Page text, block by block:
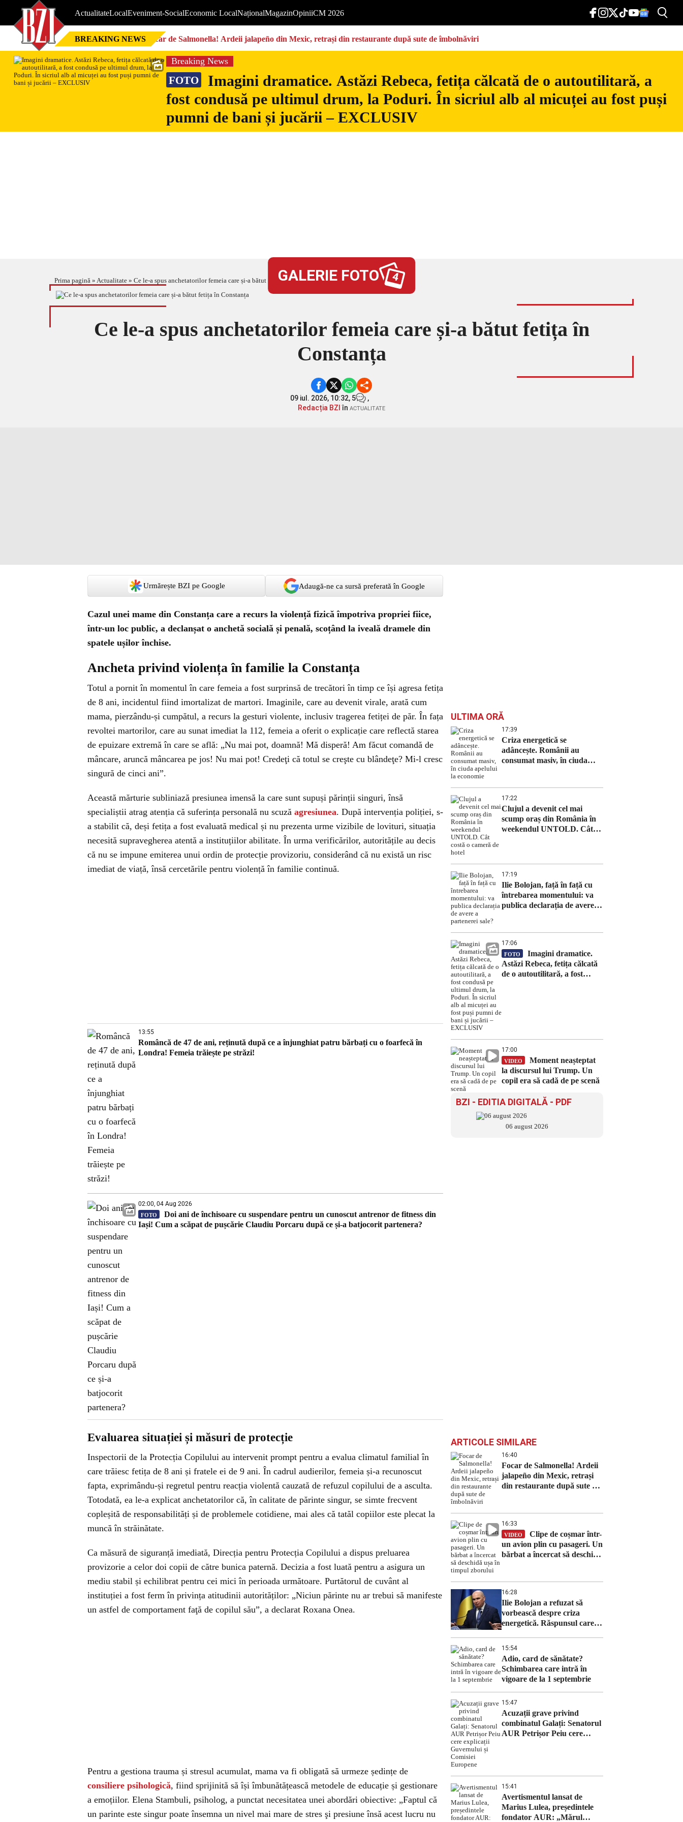
ActualitateLocalEveniment-SocialEconomic LocalNaționalMagazinOpiniiCM 2026
BREAKING NEWS Focar de Salmonella! Ardeii jalapeño din Mexic, retrași din restaurante după sute de îmbolnăviri
Breaking News
FOTO
Imagini dramatice. Astăzi Rebeca, fetița călcată de o autoutilitară, a
fost condusă pe ultimul drum, la Poduri. În sicriul alb al micuței au fost puși
pumni de bani și jucării – EXCLUSIV
Prima pagină » Actualitate » Ce le-a spus anchetatorilor femeia care și-a bătut fetița în ConstanțaGALERIE FOTO 4
Ce le-a spus anchetatorilor femeia care și-a bătut fetița în
Constanța
09 iul. 2026, 10:32, 5
,
Redacția BZI în ACTUALITATE
Urmărește BZI pe Google Adaugă-ne ca sursă preferată în Google
Cazul unei mame din Constanța care a recurs la violență fizică împotriva propriei fiice,
într-un loc public, a declanșat o anchetă socială și penală, scoțând la iveală dramele din
spatele ușilor închise.
Ancheta privind violența în familie la Constanța
Totul a pornit în momentul în care femeia a fost surprinsă de trecători în timp ce își agresa fetița
de 8 ani, incidentul fiind imortalizat de martori. Imaginile, care au devenit virale, arată cum
mama, pierzându-și cumpătul, a recurs la gesturi violente, inclusiv tragerea fetiței de păr. În fața
revoltei martorilor, care au sunat imediat la 112, femeia a oferit o explicație care reflectă starea
de epuizare extremă în care se află: „Nu mai pot, doamnă! Mă disperă! Am făcut comandă de
mâncare, aruncă mâncarea pe jos! Nu mai pot! Credeţi că totul se creşte cu blândeţe? Mi-l cresc
singură de cinci ani”.
Această mărturie subliniază presiunea imensă la care sunt supuși părinții singuri, însă
specialiștii atrag atenția că suferința personală nu scuză agresiunea. După intervenția poliției, s-
a stabilit că, deși fetița a fost evaluată medical și nu prezenta urme vizibile de lovituri, situația
necesită supravegherea atentă a instituțiilor abilitate. În urma verificărilor, autoritățile au decis
că nu se impune emiterea unui ordin de protecție provizoriu, considerând că nu există un risc
imediat de viață, însă cercetările pentru violență în familie continuă.
13:55
Româncă de 47 de ani, reținută după ce a înjunghiat patru bărbați cu o foarfecă în
Londra! Femeia trăiește pe străzi!
02:00, 04 Aug 2026
FOTO
Doi ani de închisoare cu suspendare pentru un cunoscut antrenor de fitness din
Iași! Cum a scăpat de pușcărie Claudiu Porcaru după ce și-a batjocorit partenera?
Evaluarea situației și măsuri de protecție
Inspectorii de la Protecția Copilului au intervenit prompt pentru a evalua climatul familial în
care trăiesc fetița de 8 ani și fratele ei de 9 ani. În cadrul audierilor, femeia și-a recunoscut
fapta, exprimându-și regretul pentru reacția violentă cauzată de refuzul copilului de a asculta.
Totodată, ea le-a explicat anchetatorilor că, în calitate de părinte singur, se simte frecvent
copleșită de responsabilități și de problemele cotidiene, mai ales că tatăl copiilor este plecat la
muncă în străinătate.
Ca măsură de siguranță imediată, Direcția pentru Protecția Copilului a dispus preluarea
provizorie a celor doi copii de către bunica paternă. Decizia a fost luată pentru a asigura un
mediu stabil și echilibrat pentru cei mici în perioada următoare. Purtătorul de cuvânt al
instituției a fost ferm în privința atitudinii autorităților: „Niciun părinte nu ar trebui să manifeste
un astfel de comportament faţă de copilul său”, a declarat Roxana Onea.
Pentru a gestiona trauma și stresul acumulat, mama va fi obligată să urmeze ședințe de
consiliere psihologică, fiind sprijinită să își îmbunătățească metodele de educație și gestionare
a emoțiilor. Elena Stambuli, psiholog, a punctat necesitatea unei abordări obiective: „Faptul că
un parinte este singur poate însemna un nivel mai mare de stres şi presiune însă acest lucru nu
ULTIMA ORĂ
17:39
Criza energetică se
adâncește. Românii au
consumat masiv, în ciuda
17:22
Clujul a devenit cel mai
scump oraș din România în
weekendul UNTOLD. Cât
17:19
Ilie Bolojan, față în față cu
întrebarea momentului: va
publica declarația de avere a
17:06
FOTO
Imagini dramatice.
Astăzi Rebeca, fetița călcată
de o autoutilitară, a fost
17:00
VIDEO
Moment neașteptat
la discursul lui Trump. Un
copil era să cadă de pe scenă
BZI - EDITIA DIGITALĂ - PDF
06 august 2026
ARTICOLE SIMILARE
16:40
Focar de Salmonella! Ardeii
jalapeño din Mexic, retrași
din restaurante după sute de
16:33
VIDEO
Clipe de coșmar într-
un avion plin cu pasageri. Un
bărbat a încercat să deschidă
16:28
Ilie Bolojan a refuzat să
vorbească despre criza
energetică. Răspunsul care a
15:54
Adio, card de sănătate?
Schimbarea care intră în
vigoare de la 1 septembrie
15:47
Acuzații grave privind
combinatul Galați: Senatorul
AUR Petrișor Peiu cere
15:41
Avertismentul lansat de
Marius Lulea, președintele
fondator AUR: „Mărul